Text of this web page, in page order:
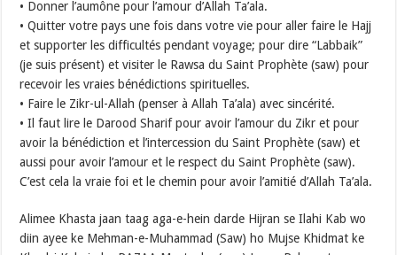
• Donner l’aumône pour l’amour d’Allah Ta’ala.
• Quitter votre pays une fois dans votre vie pour aller faire le Hajj
et supporter les difficultés pendant voyage; pour dire “Labbaik”
(je suis présent) et visiter le Rawsa du Saint Prophète (saw) pour
recevoir les vraies bénédictions spirituelles.
• Faire le Zikr-ul-Allah (penser à Allah Ta’ala) avec sincérité.
• Il faut lire le Darood Sharif pour avoir l’amour du Zikr et pour
avoir la bénédiction et l’intercession du Saint Prophète (saw) et
aussi pour avoir l’amour et le respect du Saint Prophète (saw).
C’est cela la vraie foi et le chemin pour avoir l’amitié d’Allah Ta’ala.
Alimee Khasta jaan taag aga-e-hein darde Hijran se Ilahi Kab wo
diin ayee ke Mehman-e-Muhammad (Saw) ho Mujse Khidmat ke